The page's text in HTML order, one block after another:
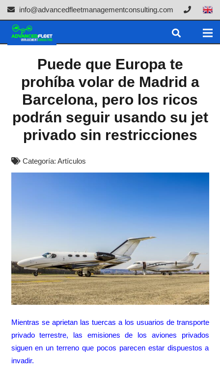
info@advancedfleetmanagementconsulting.com
Puede que Europa te
prohíba volar de Madrid a
Barcelona, pero los ricos
podrán seguir usando su jet
privado sin restricciones
Categoría: Artículos
Mientras se aprietan las tuercas a los usuarios de transporte
privado terrestre, las emisiones de los aviones privados
siguen en un terreno que pocos parecen estar dispuestos a
invadir.